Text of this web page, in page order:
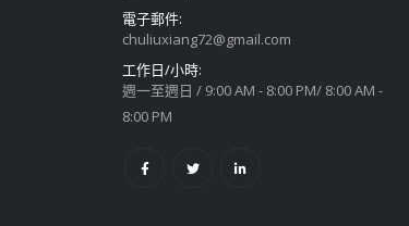
電子郵件:
chuliuxiang72@gmail.com
工作日/小時:
週一至週日 / 9:00 AM - 8:00 PM/ 8:00 AM -
8:00 PM